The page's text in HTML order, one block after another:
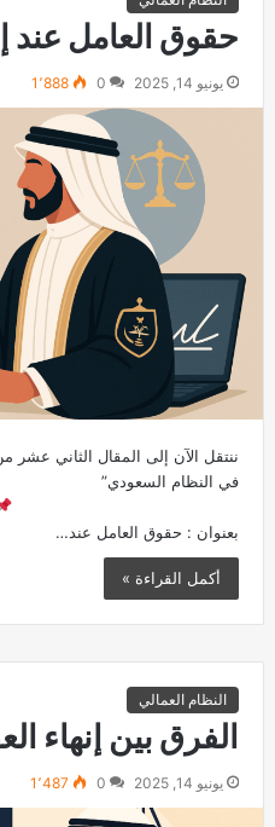
حقوق العامل عند
يونيو 14, 2025 0 1٬888
ننتقل الآن إلى المقال الثاني
في النظام السعودي”
بعنوان : حقوق العامل عند…
أكمل القراءة »
النظام العمالي
الفرق بين إنهاء
يونيو 14, 2025 0 1٬487